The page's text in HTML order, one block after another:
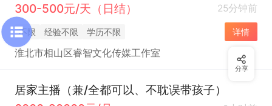
300-500元/天（日结）
25分钟前
不限 经验不限 学历不限 详情
淮北市相山区睿智文化传媒工作室
居家主播（兼/全都可以、不耽误带孩子）
分享